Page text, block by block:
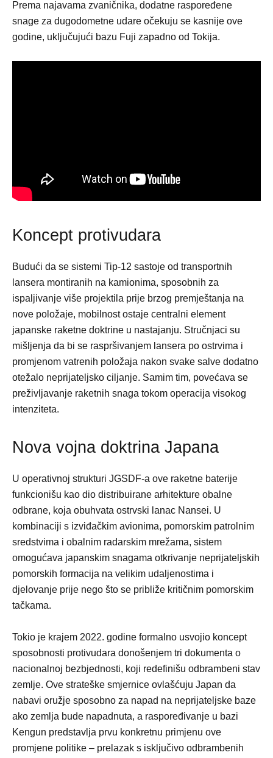
Prema najavama zvaničnika, dodatne raspoređene
snage za dugodometne udare očekuju se kasnije ove
godine, uključujući bazu Fuji zapadno od Tokija.
Koncept protivudara
Budući da se sistemi Tip-12 sastoje od transportnih
lansera montiranih na kamionima, sposobnih za
ispaljivanje više projektila prije brzog premještanja na
nove položaje, mobilnost ostaje centralni element
japanske raketne doktrine u nastajanju. Stručnjaci su
mišljenja da bi se raspršivanjem lansera po ostrvima i
promjenom vatrenih položaja nakon svake salve dodatno
otežalo neprijateljsko ciljanje. Samim tim, povećava se
preživljavanje raketnih snaga tokom operacija visokog
intenziteta.
Nova vojna doktrina Japana
U operativnoj strukturi JGSDF-a ove raketne baterije
funkcionišu kao dio distribuirane arhitekture obalne
odbrane, koja obuhvata ostrvski lanac Nansei. U
kombinaciji s izviđačkim avionima, pomorskim patrolnim
sredstvima i obalnim radarskim mrežama, sistem
omogućava japanskim snagama otkrivanje neprijateljskih
pomorskih formacija na velikim udaljenostima i
djelovanje prije nego što se približe kritičnim pomorskim
tačkama.
Tokio je krajem 2022. godine formalno usvojio koncept
sposobnosti protivudara donošenjem tri dokumenta o
nacionalnoj bezbjednosti, koji redefinišu odbrambeni stav
zemlje. Ove strateške smjernice ovlašćuju Japan da
nabavi oružje sposobno za napad na neprijateljske baze
ako zemlja bude napadnuta, a raspoređivanje u bazi
Kengun predstavlja prvu konkretnu primjenu ove
promjene politike – prelazak s isključivo odbrambenih